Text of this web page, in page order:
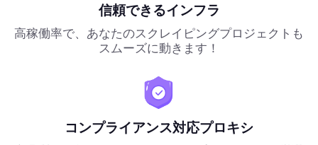
信頼できるインフラ
高稼働率で、あなたのスクレイピングプロジェクトも
スムーズに動きます！
コンプライアンス対応プロキシ